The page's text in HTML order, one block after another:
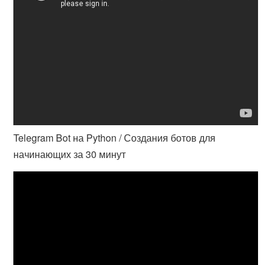
Telegram Bot на Python / Создания ботов для
начинающих за 30 минут